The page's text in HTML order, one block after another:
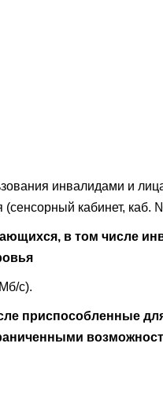
инвалидами и
кабинет, каб.
в том числе
с).
приспособленные